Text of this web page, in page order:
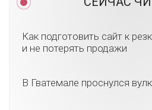
Как подготовить сайт к
и не потерять продажи
В Гватемале проснулся